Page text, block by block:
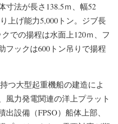
寸法が長さ138.5ｍ、幅52
上げ能力5,000トン。ジブ長
での揚程は水面上120ｍ、フ
フックは600トン吊りで揚程
つ大型起重機船の建造によ
風力発電関連の洋上プラット
設備（FPSO）船体上部、